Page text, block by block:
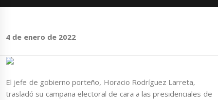
4 de enero de 2022
El jefe de gobierno porteño, Horacio Rodríguez Larreta,
trasladó su campaña electoral de cara a las presidenciales de